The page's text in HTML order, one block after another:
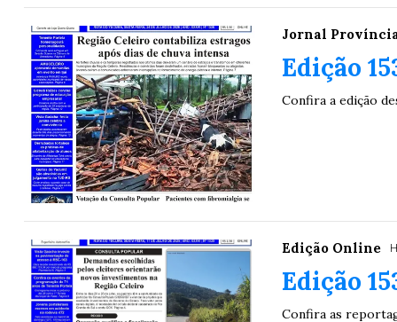
Jornal
Edição
Confira a edição
Edição Online
Edição
Confira as